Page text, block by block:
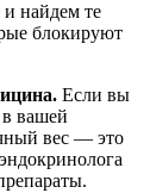
найдем те
блокируют
Если вы
в вашей
вес — это